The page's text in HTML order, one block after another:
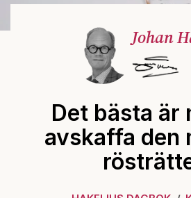
Johan
Det bästa är
avskaffa den